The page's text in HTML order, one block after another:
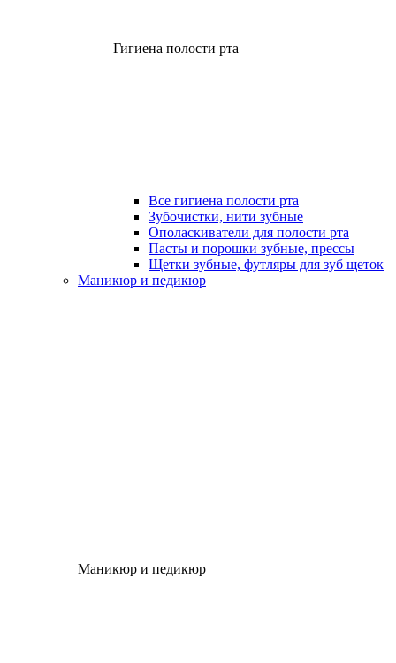
Гигиена полости рта
Все гигиена полости рта
Зубочистки, нити зубные
Ополаскиватели для полости рта
Пасты и порошки зубные, прессы
Щетки зубные, футляры для зуб щеток
Маникюр и педикюр
Маникюр и педикюр